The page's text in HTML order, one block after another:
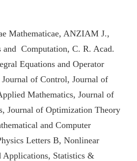
Mathematicae, ANZIAM J.,
and Computation, C. R. Acad.
Equations and Operator
of Control, Journal of
Mathematics, Journal of
Journal of Optimization Theory
and Computer
Letters B, Nonlinear
Applications, Statistics &